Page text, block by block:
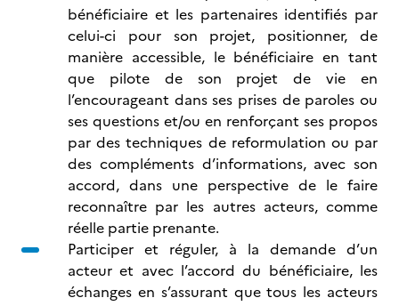
bénéficiaire et les partenaires identifiés par
celui-ci pour son projet, positionner, de
manière accessible, le bénéficiaire en tant
que pilote de son projet de vie en
l’encourageant dans ses prises de paroles ou
ses questions et/ou en renforçant ses propos
par des techniques de reformulation ou par
des compléments d’informations, avec son
accord, dans une perspective de le faire
reconnaître par les autres acteurs, comme
réelle partie prenante.
Participer et réguler, à la demande d’un
acteur et avec l’accord du bénéficiaire, les
échanges en s’assurant que tous les acteurs